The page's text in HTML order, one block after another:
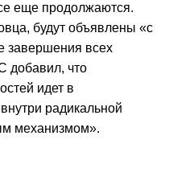
еще продолжаются.
будут объявлены «с
завершения всех
добавил, что
идет в
радикальной
механизмом».